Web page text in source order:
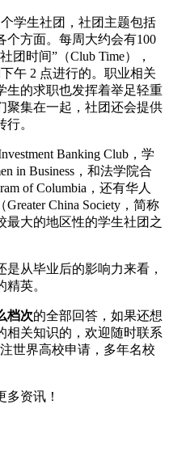
学生社团，社团主题包括
个方面。每周大约会有100
团时间”（Club Time），
午 2 点进行的。职业相关
生的求职也发挥着举足轻重
聚集在一起，社团还会提供
。
Banking Club，学
in Business，和法学院合
of Columbia，还有华人
China Society，简称
最大的地区性的学生社团之
从毕业后的影响力来看，
英。
档次的全部回答，如果还想
相关知识的，欢迎随时联系
世界高校申请，多年名校
资讯！